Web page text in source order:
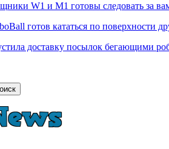
W1 и M1 готовы следовать за
готов кататься по поверхности
доставку посылок бегающими